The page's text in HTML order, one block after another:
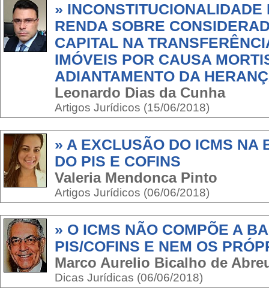
» INCONSTITUCIONALIDADE
RENDA SOBRE
CAPITAL NA
IMÓVEIS POR CAUSA
ADIANTAMENTO DA
Leonardo Dias da Cunha
Artigos Jurídicos (15/06/2018)
» A EXCLUSÃO DO ICMS NA
DO PIS E COFINS
Valeria Mendonca Pinto
Artigos Jurídicos (06/06/2018)
» O ICMS NÃO COMPÕE A
PIS/COFINS E NEM OS
Marco Aurelio Bicalho de
Dicas Jurídicas (06/06/2018)